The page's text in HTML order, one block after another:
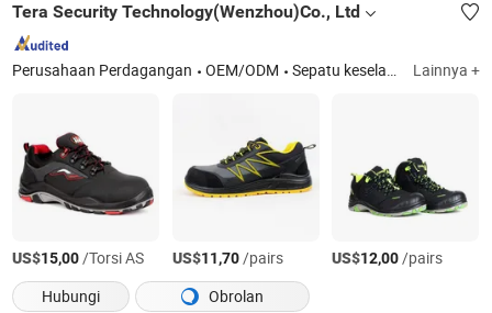
Tera Security Technology(Wenzhou)Co., Ltd
Perusahaan Perdagangan OEM/ODM Sepatu keselamatan Lainnya +
US$15,00/Torsi AS US$11,70/pairs US$12,00/pairs
Hubungi
Obrolan